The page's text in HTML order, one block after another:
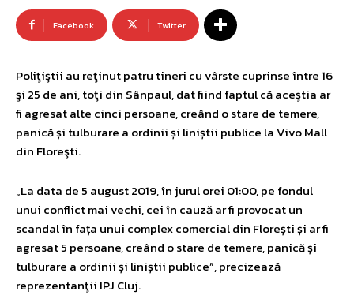
Facebook Twitter
Poliţiştii au reţinut patru tineri cu vârste cuprinse între 16
şi 25 de ani, toţi din Sânpaul, dat fiind faptul că aceştia ar
fi agresat alte cinci persoane, creând o stare de temere,
panică și tulburare a ordinii și liniștii publice la Vivo Mall
din Floreşti.
„La data de 5 august 2019, în jurul orei 01:00, pe fondul
unui conflict mai vechi, cei în cauză ar fi provocat un
scandal în fața unui complex comercial din Florești și ar fi
agresat 5 persoane, creând o stare de temere, panică și
tulburare a ordinii și liniștii publice”, precizează
reprezentanţii IPJ Cluj.